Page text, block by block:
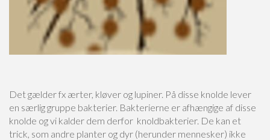
Det gælder fx ærter, kløver og lupiner. På disse knolde lever
en særlig gruppe bakterier. Bakterierne er afhængige af disse
knolde og vi kalder dem derfor knoldbakterier. De kan et
trick, som andre planter og dyr (herunder mennesker) ikke